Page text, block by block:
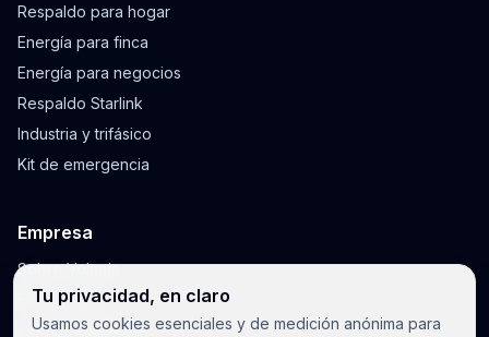
Respaldo para hogar
Energía para finca
Energía para negocios
Respaldo Starlink
Industria y trifásico
Kit de emergencia
Empresa
Sobre Voltaris
Blog y guías
Envíos y garantía
Tu privacidad, en claro
Usamos cookies esenciales y de medición anónima para